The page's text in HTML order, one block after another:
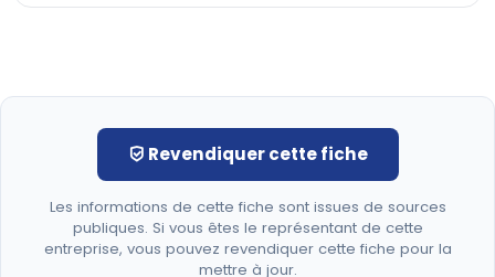
Revendiquer cette fiche
Les informations de cette fiche sont issues de sources
publiques. Si vous êtes le représentant de cette
entreprise, vous pouvez revendiquer cette fiche pour la
mettre à jour.